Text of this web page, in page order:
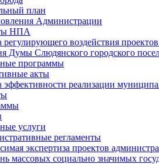
план
Администрации
НПА
воздействия
Думы Слюдянского городского
программы
акты
эффективности реализации
услуги
регламенты
экспертиза проектов
массовых социально значимых